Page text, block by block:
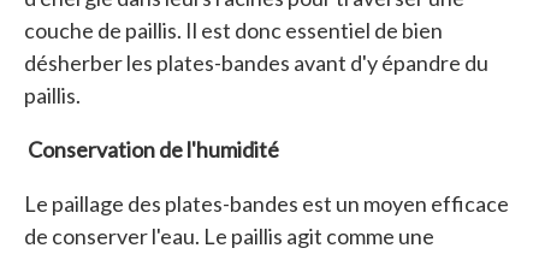
couche de paillis. Il est donc essentiel de bien
désherber les plates-bandes avant d'y épandre du
paillis.
Conservation de l'humidité
Le paillage des plates-bandes est un moyen efficace
de conserver l'eau. Le paillis agit comme une